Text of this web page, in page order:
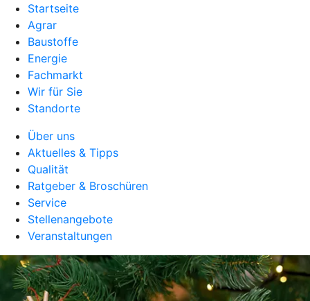
Startseite
Agrar
Baustoffe
Energie
Fachmarkt
Wir für Sie
Standorte
Über uns
Aktuelles & Tipps
Qualität
Ratgeber & Broschüren
Service
Stellenangebote
Veranstaltungen